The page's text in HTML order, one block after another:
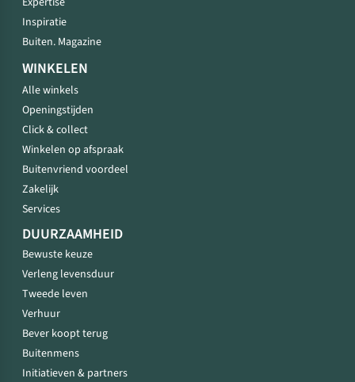
Inspiratie
Buiten. Magazine
WINKELEN
Alle winkels
Openingstijden
Click & collect
Winkelen op afspraak
Buitenvriend voordeel
Zakelijk
Services
DUURZAAMHEID
Bewuste keuze
Verleng levensduur
Tweede leven
Verhuur
Bever koopt terug
Buitenmens
Initiatieven & partners